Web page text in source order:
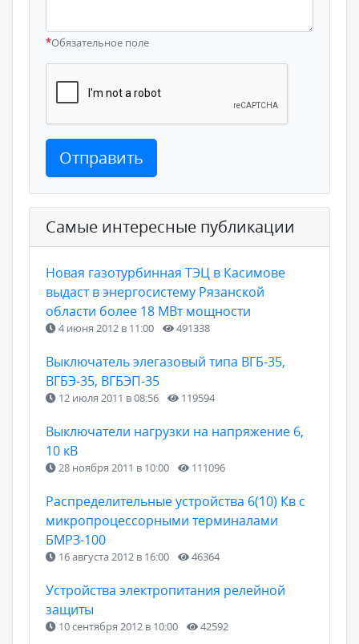
*Обязательное поле
Отправить
Самые интересные публикации
Новая газотурбинная ТЭЦ в Касимове
выдаст в энергосистему Рязанской
области более 18 МВт мощности
4 июня 2012 в 11:00 491338
Выключатель элегазовый типа ВГБ-35,
ВГБЭ-35, ВГБЭП-35
12 июля 2011 в 08:56 119594
Выключатели нагрузки на напряжение 6,
10 кВ
28 ноября 2011 в 10:00 111096
Распределительные устройства 6(10) Кв с
микропроцессорными терминалами
БМРЗ-100
16 августа 2012 в 16:00 46364
Устройства электропитания релейной
защиты
10 сентября 2012 в 10:00 42592